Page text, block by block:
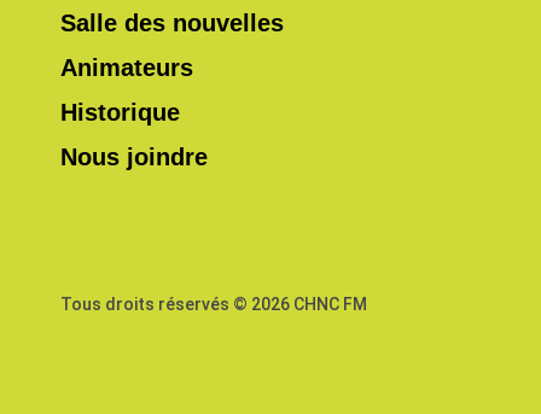
Salle des nouvelles
Animateurs
Historique
Nous joindre
Tous droits réservés © 2026 CHNC FM